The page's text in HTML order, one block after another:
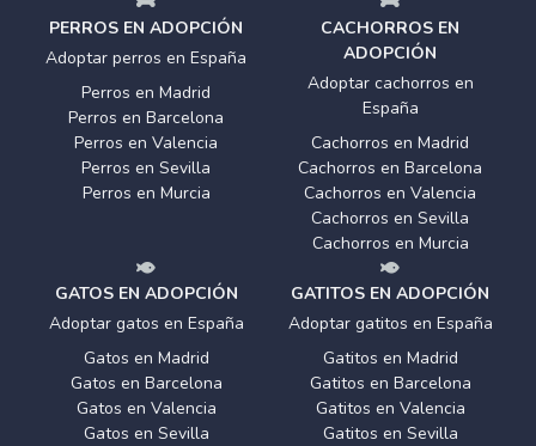
PERROS EN ADOPCIÓN
Adoptar perros en España
Perros en Madrid
Perros en Barcelona
Perros en Valencia
Perros en Sevilla
Perros en Murcia
CACHORROS EN
ADOPCIÓN
Adoptar cachorros en
España
Cachorros en Madrid
Cachorros en Barcelona
Cachorros en Valencia
Cachorros en Sevilla
Cachorros en Murcia
GATOS EN ADOPCIÓN
Adoptar gatos en España
Gatos en Madrid
Gatos en Barcelona
Gatos en Valencia
Gatos en Sevilla
GATITOS EN ADOPCIÓN
Adoptar gatitos en España
Gatitos en Madrid
Gatitos en Barcelona
Gatitos en Valencia
Gatitos en Sevilla